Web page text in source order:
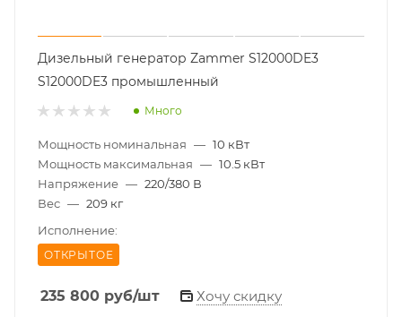
Дизельный генератор Zammer S12000DE3
S12000DE3 промышленный
Много
Мощность номинальная — 10 кВт
Мощность максимальная — 10.5 кВт
Напряжение — 220/380 В
Вес — 209 кг
Исполнение:
ОТКРЫТОЕ
235 800 руб/шт Хочу скидку